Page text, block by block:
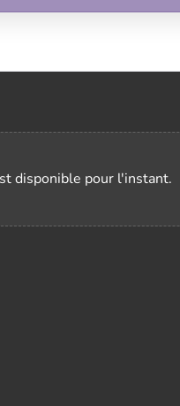
disponible pour l'instant.